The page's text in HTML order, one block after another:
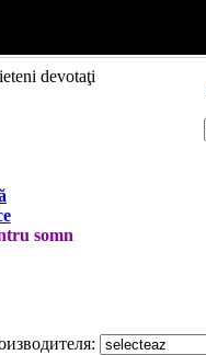
devotaţi
somn